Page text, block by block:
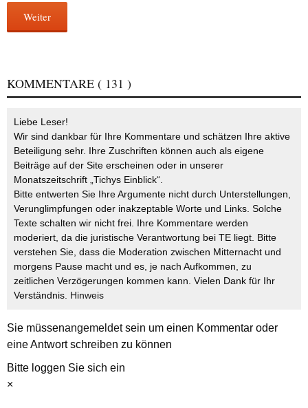
Weiter
KOMMENTARE ( 131 )
Liebe Leser!
Wir sind dankbar für Ihre Kommentare und schätzen Ihre aktive
Beteiligung sehr. Ihre Zuschriften können auch als eigene
Beiträge auf der Site erscheinen oder in unserer
Monatszeitschrift „Tichys Einblick“.
Bitte entwerten Sie Ihre Argumente nicht durch Unterstellungen,
Verunglimpfungen oder inakzeptable Worte und Links. Solche
Texte schalten wir nicht frei. Ihre Kommentare werden
moderiert, da die juristische Verantwortung bei TE liegt. Bitte
verstehen Sie, dass die Moderation zwischen Mitternacht und
morgens Pause macht und es, je nach Aufkommen, zu
zeitlichen Verzögerungen kommen kann. Vielen Dank für Ihr
Verständnis. Hinweis
Sie müssenangemeldetsein um einen Kommentar oder
eine Antwort schreiben zu können
Bitte loggen Sie sich ein
×